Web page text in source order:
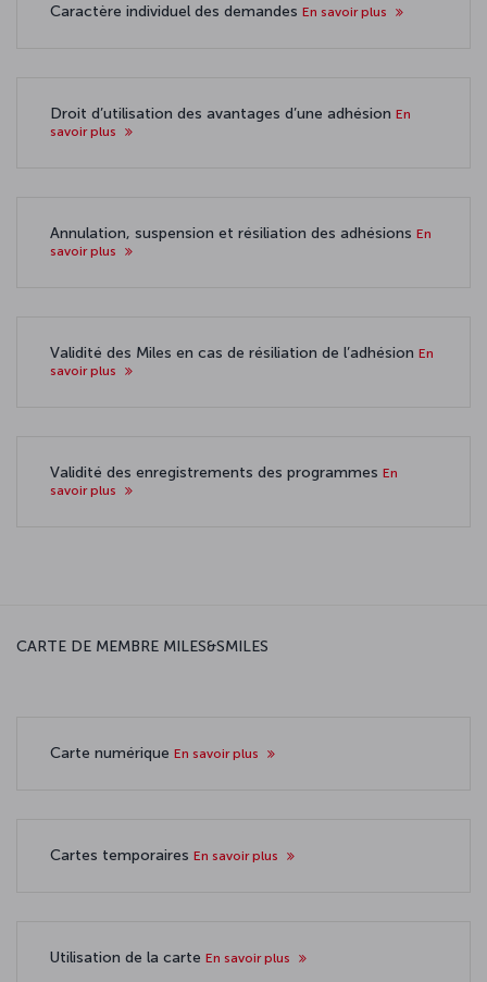
Caractère individuel des demandes En savoir plus
Droit d’utilisation des avantages d’une adhésion En
savoir plus
Annulation, suspension et résiliation des adhésions En
savoir plus
Validité des Miles en cas de résiliation de l’adhésion En
savoir plus
Validité des enregistrements des programmes En
savoir plus
CARTE DE MEMBRE MILES&SMILES
Carte numérique En savoir plus
Cartes temporaires En savoir plus
Utilisation de la carte En savoir plus